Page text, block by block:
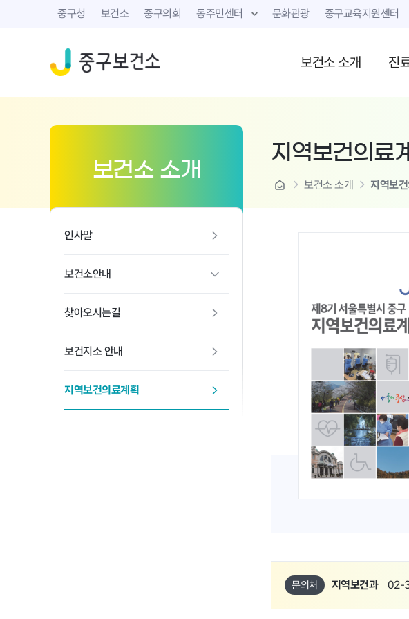
중구청 보건소 중구의회 동주민센터 문화관광 중구교육지원센터
보건소 소개 진
보건소 소개
인사말
보건소안내
찾아오시는길
보건지소 안내
지역보건의료계획
지역보건의료
home 보건소 소개 지역보
문의처 지역보건과 02-